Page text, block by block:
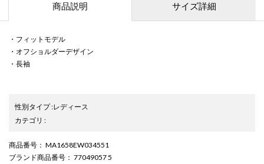
商品説明 サイズ詳細
・フィットモデル
・オフショルダーデザイン
・長袖
性別タイプ:レディース
カテゴリ :
商品番号 ： MA1658EW034551
ブランド商品番号 ： 77049057 5